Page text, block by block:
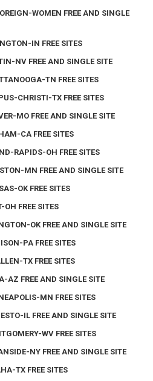
WOMEN FREE AND SINGLE
IN FREE SITES
NV FREE AND SINGLE SITE
TN FREE SITES
CHRISTI-TX FREE SITES
MO FREE AND SINGLE SITE
CA FREE SITES
RAPIDS-OH FREE SITES
MN FREE AND SINGLE SITE
OK FREE SITES
FREE SITES
OK FREE AND SINGLE SITE
PA FREE SITES
TX FREE SITES
AZ FREE AND SINGLE SITE
MN FREE SITES
IL FREE AND SINGLE SITE
WV FREE SITES
NY FREE AND SINGLE SITE
TX FREE SITES